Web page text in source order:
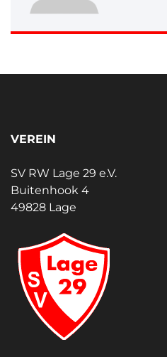
VEREIN
SV RW Lage 29 e.V.
Buitenhook 4
49828 Lage